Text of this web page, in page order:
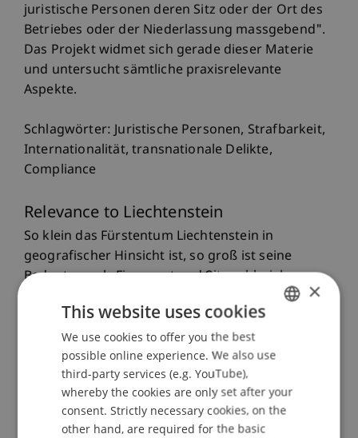
juristische Personen deren Sitz oder der Ort des
Betriebes oder der Niederlassung massgebend".
Das Projekt widmet sich gerade dieser Materie
und untersucht sämtliche praxisrelevante
Aspekte.
Schlagwörter: Juristische Personen, Strafbarkeit,
Internationalität, transnationale Delikte,
Compliance
Relevance to Liechtenstein
So klein das Fürstentum Liechtenstein in
geografischer Hinsicht ist, so groß ist seine
Bedeutung als Finanzort und Sitz zahlreicher
Unternehmen. Vor diesem Hintergrund und unter
Berücksichtigung der rasanten Entwicklungen im
Bereich der Compliance und Digitalisierung
bedarf es einer gründlichen Untersuchung des
Strafanwendungsrechts von liechtensteinischen
juristischen Personen.
Ziel des Projektes ist es somit, das
ENGLISH
×
This website uses cookies
We use cookies to offer you the best
possible online experience. We also use
third-party services (e.g. YouTube),
whereby the cookies are only set after your
consent. Strictly necessary cookies, on the
other hand, are required for the basic